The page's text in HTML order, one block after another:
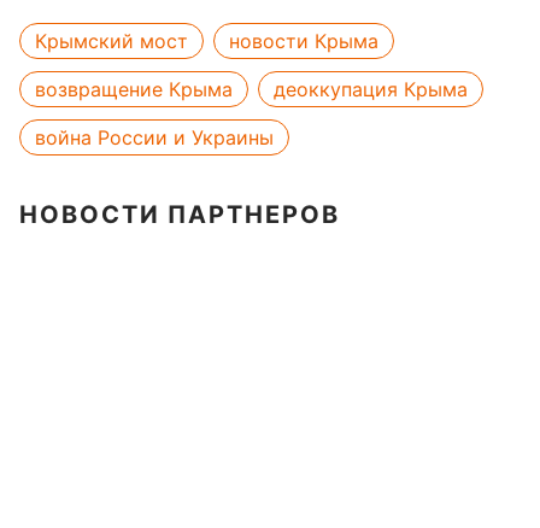
Крымский мост
новости Крыма
возвращение Крыма
деоккупация Крыма
война России и Украины
НОВОСТИ ПАРТНЕРОВ